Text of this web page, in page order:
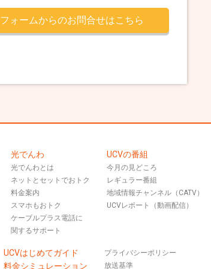
フォームからのお問合せはこちら
光でんわ
光でんわとは
ネットとセットでおトク
料金案内
スマホもおトク
ケーブルプラス電話に
関するサポート
UCVの番組
今月の見どころ
レギュラー番組
地域情報チャンネル（CATV）
UCVレポート（動画配信）
UCVはじめてガイド
料金シミュレーション
プライバシーポリシー
放送基準